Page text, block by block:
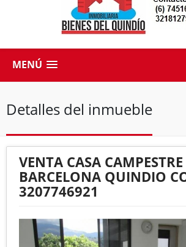
MENÚ
Detalles del inmueble
VENTA CASA CAMPESTRE
BARCELONA QUINDIO
3207746921